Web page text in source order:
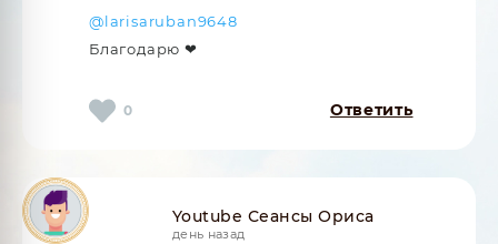
@larisaruban9648
Благодарю ❤
Ответить
0
Youtube Сеансы Ориса
день назад